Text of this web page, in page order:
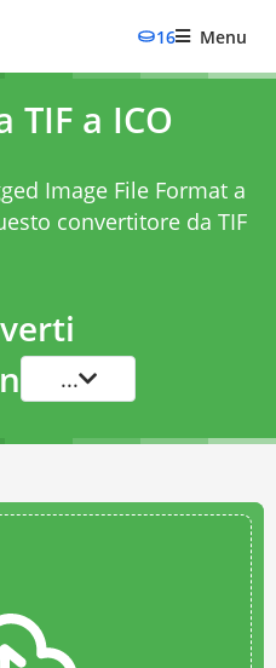
16 Menu
a ICO
Image File Format a
convertitore da TIF
...